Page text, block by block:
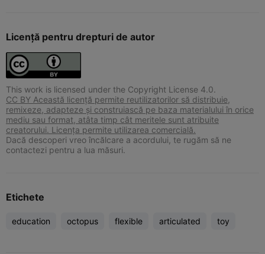
Licență pentru drepturi de autor
This work is licensed under the Copyright License 4.0.
CC BY Această licență permite reutilizatorilor să distribuie,
remixeze, adapteze și construiască pe baza materialului în orice
mediu sau format, atâta timp cât meritele sunt atribuite
creatorului. Licența permite utilizarea comercială.
Dacă descoperi vreo încălcare a acordului, te rugăm să ne
contactezi pentru a lua măsuri.
Etichete
education octopus flexible articulated toy